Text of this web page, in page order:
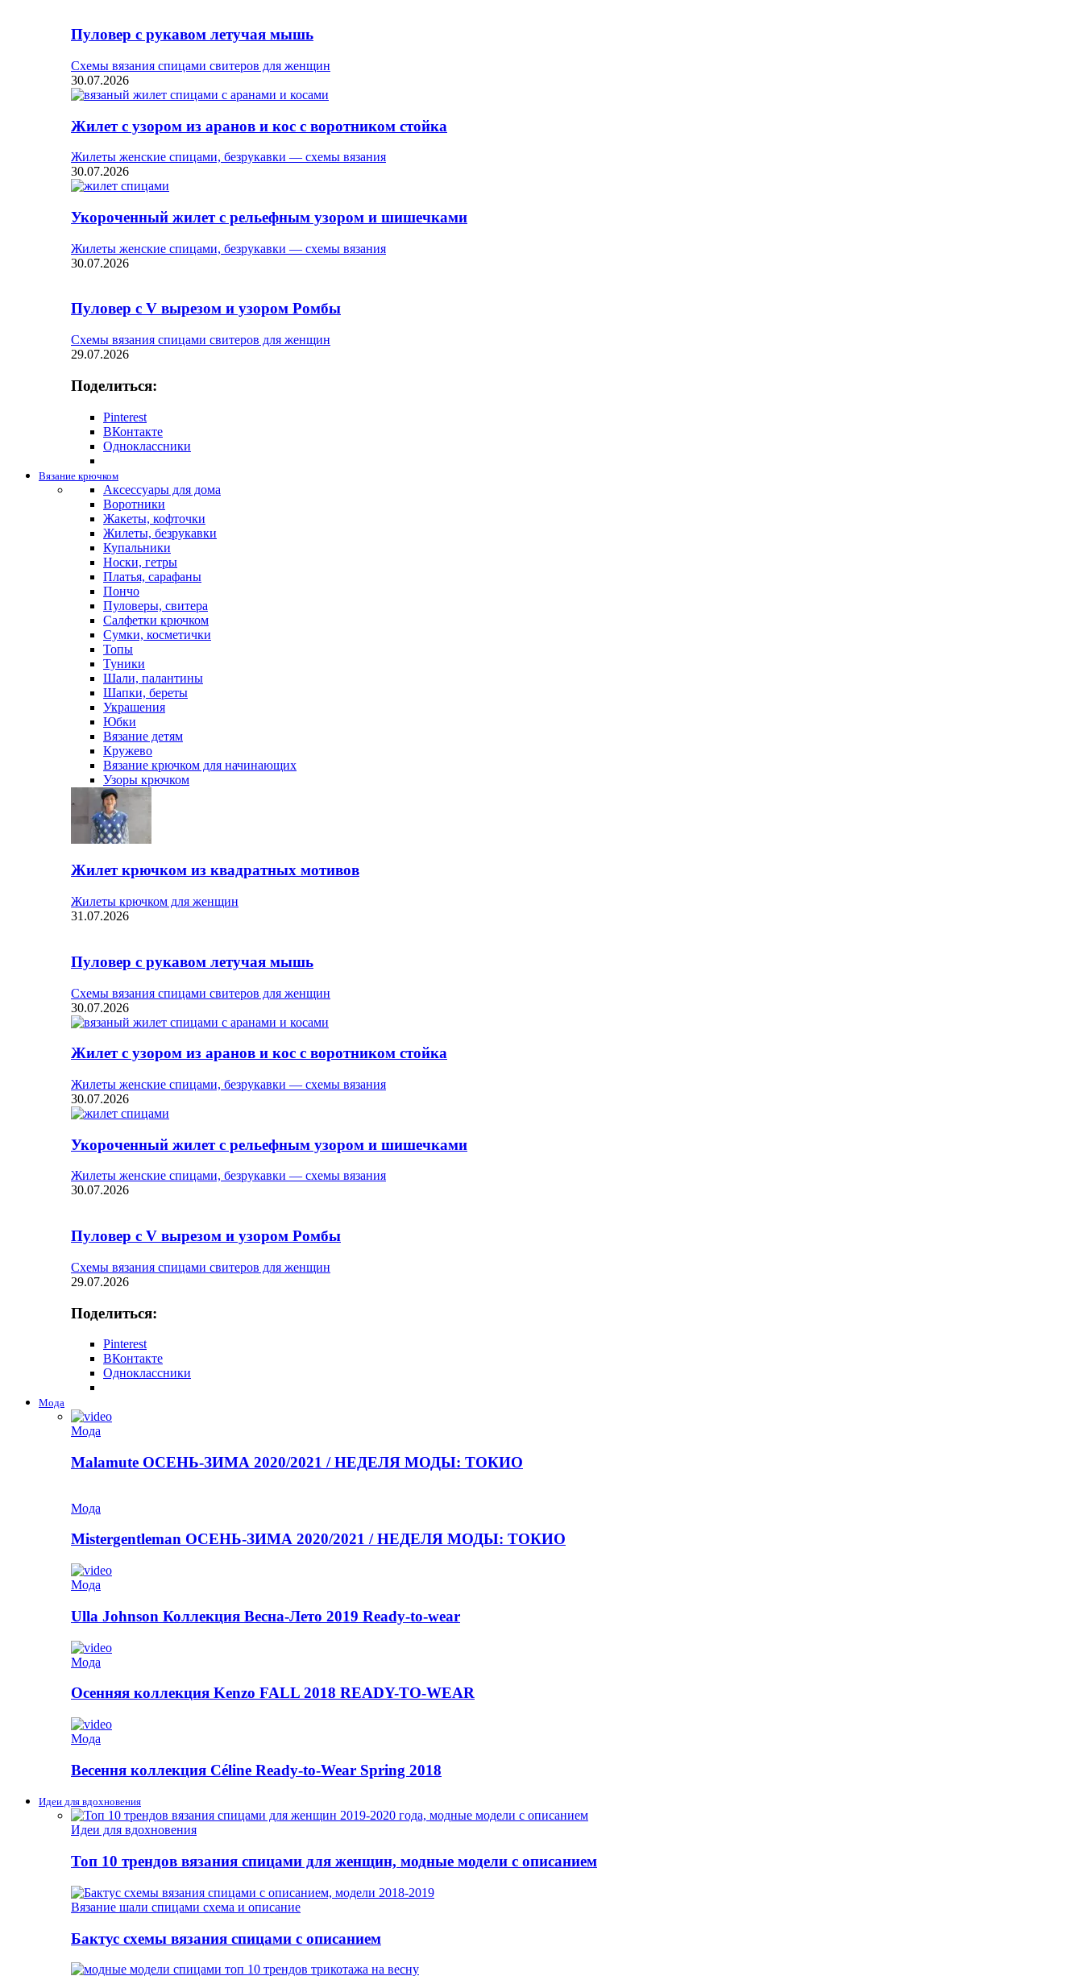
Пуловер с рукавом летучая мышь
Схемы вязания спицами свитеров для женщин
30.07.2026
Жилет с узором из аранов и кос с воротником стойка
Жилеты женские спицами, безрукавки — схемы вязания
30.07.2026
Укороченный жилет с рельефным узором и шишечками
Жилеты женские спицами, безрукавки — схемы вязания
30.07.2026
Пуловер с V вырезом и узором Ромбы
Схемы вязания спицами свитеров для женщин
29.07.2026
Поделиться:
Pinterest
ВКонтакте
Одноклассники
Вязание крючком
Аксессуары для дома
Воротники
Жакеты, кофточки
Жилеты, безрукавки
Купальники
Носки, гетры
Платья, сарафаны
Пончо
Пуловеры, свитера
Салфетки крючком
Сумки, косметички
Топы
Туники
Шали, палантины
Шапки, береты
Украшения
Юбки
Вязание детям
Кружево
Вязание крючком для начинающих
Узоры крючком
Жилет крючком из квадратных мотивов
Жилеты крючком для женщин
31.07.2026
Пуловер с рукавом летучая мышь
Схемы вязания спицами свитеров для женщин
30.07.2026
Жилет с узором из аранов и кос с воротником стойка
Жилеты женские спицами, безрукавки — схемы вязания
30.07.2026
Укороченный жилет с рельефным узором и шишечками
Жилеты женские спицами, безрукавки — схемы вязания
30.07.2026
Пуловер с V вырезом и узором Ромбы
Схемы вязания спицами свитеров для женщин
29.07.2026
Поделиться:
Pinterest
ВКонтакте
Одноклассники
Мода
Мода
Malamute ОСЕНЬ-ЗИМА 2020/2021 / НЕДЕЛЯ МОДЫ: ТОКИО
Мода
Mistergentleman ОСЕНЬ-ЗИМА 2020/2021 / НЕДЕЛЯ МОДЫ: ТОКИО
Мода
Ulla Johnson Коллекция Весна-Лето 2019 Ready-to-wear
Мода
Осенняя коллекция Kenzo FALL 2018 READY-TO-WEAR
Мода
Весення коллекция Céline Ready-to-Wear Spring 2018
Идеи для вдохновения
Идеи для вдохновения
Топ 10 трендов вязания спицами для женщин, модные модели с описанием
Вязание шали спицами схема и описание
Бактус схемы вязания спицами с описанием